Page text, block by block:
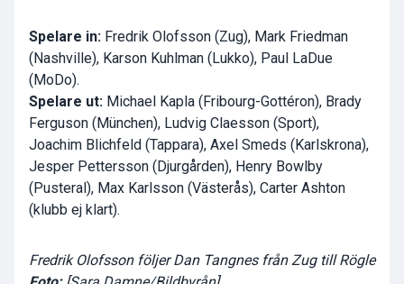
Spelare in: Fredrik Olofsson (Zug), Mark Friedman
(Nashville), Karson Kuhlman (Lukko), Paul LaDue
(MoDo).
Spelare ut: Michael Kapla (Fribourg-Gottéron), Brady
Ferguson (München), Ludvig Claesson (Sport),
Joachim Blichfeld (Tappara), Axel Smeds (Karlskrona),
Jesper Pettersson (Djurgården), Henry Bowlby
(Pusteral), Max Karlsson (Västerås), Carter Ashton
(klubb ej klart).
Fredrik Olofsson följer Dan Tangnes från Zug till Rögle